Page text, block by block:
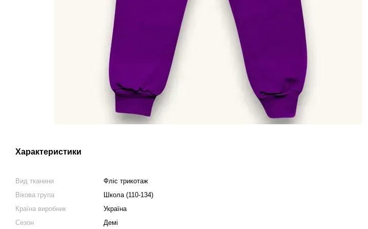
Характеристики
Вид тканини
Фліс трикотаж
Вікова група
Школа (110-134)
Країна виробник
Україна
Сезон
Демі